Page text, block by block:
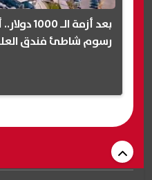
بعد أزمة
رسوم شاطئ فندق